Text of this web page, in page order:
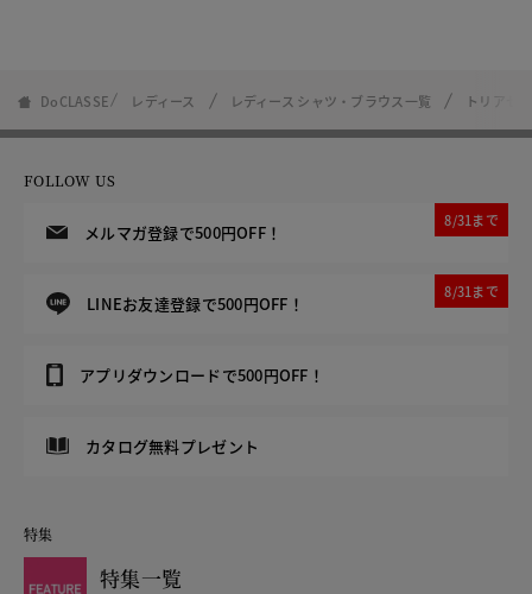
DoCLASSE レディース レディース シャツ・ブラウス一覧 トリアセ
FOLLOW US
メルマガ登録で500円OFF！
8/31まで
LINEお友達登録で500円OFF！
8/31まで
アプリダウンロードで500円OFF！
カタログ無料プレゼント
特集
特集一覧